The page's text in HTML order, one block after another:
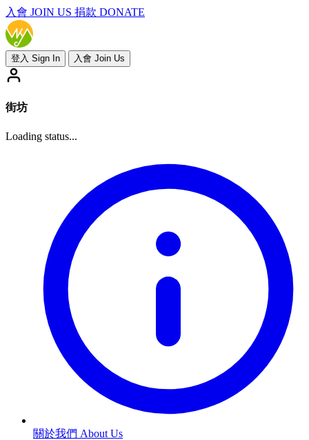
入會 JOIN US 捐款 DONATE
登入 Sign In 入會 Join Us
街坊
Loading status...
關於我們 About Us